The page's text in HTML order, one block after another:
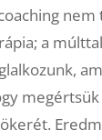
nem
a